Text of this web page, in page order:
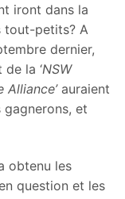
iront dans la
tout-petits? A
dernier,
la ‘NSW
auraient
gagnerons, et
obtenu les
question et les